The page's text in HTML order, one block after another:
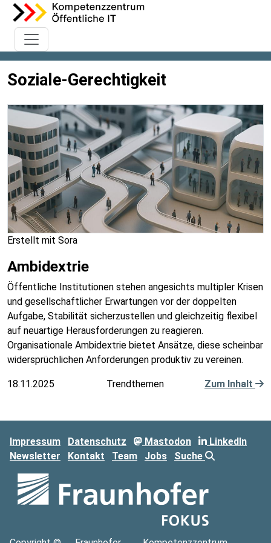
Soziale-Gerechtigkeit
Erstellt mit Sora
Ambidextrie
Öffentliche Institutionen stehen angesichts multipler Krisen
und gesellschaftlicher Erwartungen vor der doppelten
Aufgabe, Stabilität sicherzustellen und gleichzeitig flexibel
auf neuartige Herausforderungen zu reagieren.
Organisationale Ambidextrie bietet Ansätze, diese scheinbar
widersprüchlichen Anforderungen produktiv zu vereinen.
18.11.2025 Trendthemen Zum Inhalt
Impressum Datenschutz Mastodon
LinkedIn
Newsletter
Kontakt Team Jobs Suche